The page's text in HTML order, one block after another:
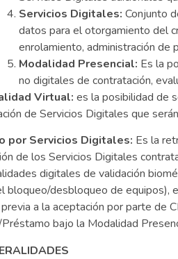
Servicios Digitales: Conjunto
datos para el otorgamiento del
enrolamiento, administración de
Modalidad Presencial: Es la
no digitales de contratación,
Virtual: es la posibilidad de
de Servicios Digitales que
por Servicios Digitales: Es la
de los Servicios Digitales
digitales de validación
bloqueo/desbloqueo de equipos),
a la aceptación por parte de
bajo la Modalidad